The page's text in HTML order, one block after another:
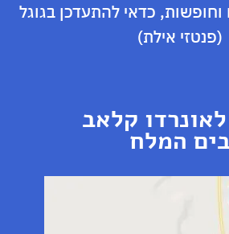
וחופשות, כדאי להתעדכן בגוגל
(פנטזי אילת)
קלאב
המלח